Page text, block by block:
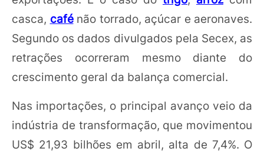
casca, cafénão torrado, açúcar e aeronaves.
Segundo os dados divulgados pela Secex, as
retrações ocorreram mesmo diante do
crescimento geral da balança comercial.
Nas importações, o principal avanço veio da
indústria de transformação, que movimentou
US$ 21,93 bilhões em abril, alta de 7,4%. O